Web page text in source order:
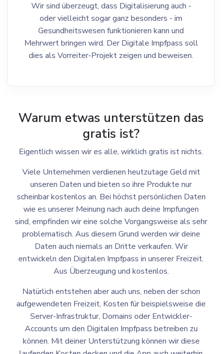
Wir sind überzeugt, dass Digitalisierung auch -
oder vielleicht sogar ganz besonders - im
Gesundheitswesen funktionieren kann und
Mehrwert bringen wird. Der Digitale Impfpass soll
dies als Vorreiter-Projekt zeigen und beweisen.
Warum etwas unterstützen das
gratis ist?
Eigentlich wissen wir es alle, wirklich gratis ist nichts.
Viele Unternehmen verdienen heutzutage Geld mit
unseren Daten und bieten so ihre Produkte nur
scheinbar kostenlos an. Bei höchst persönlichen Daten
wie es unserer Meinung nach auch deine Impfungen
sind, empfinden wir eine solche Vorgangsweise als sehr
problematisch. Aus diesem Grund werden wir deine
Daten auch niemals an Dritte verkaufen. Wir
entwickeln den Digitalen Impfpass in unserer Freizeit.
Aus Überzeugung und kostenlos.
Natürlich entstehen aber auch uns, neben der schon
aufgewendeten Freizeit, Kosten für beispielsweise die
Server-Infrastruktur, Domains oder Entwickler-
Accounts um den Digitalen Impfpass betreiben zu
können. Mit deiner Unterstützung können wir diese